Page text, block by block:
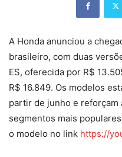
A Honda anunciou a
brasileiro, com duas
ES, oferecida por R$
R$ 16.849. Os modelos
partir de junho e reforçam
segmentos mais
o modelo no link https://